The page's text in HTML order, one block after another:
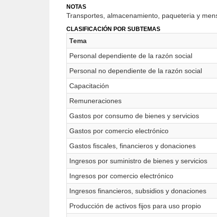
NOTAS
Transportes, almacenamiento, paqueteria y
CLASIFICACIÓN POR SUBTEMAS
Tema
Personal dependiente de la razón social
Personal no dependiente de la razón social
Capacitación
Remuneraciones
Gastos por consumo de bienes y servicios
Gastos por comercio electrónico
Gastos fiscales, financieros y donaciones
Ingresos por suministro de bienes y servicios
Ingresos por comercio electrónico
Ingresos financieros, subsidios y donaciones
Producción de activos fijos para uso propio